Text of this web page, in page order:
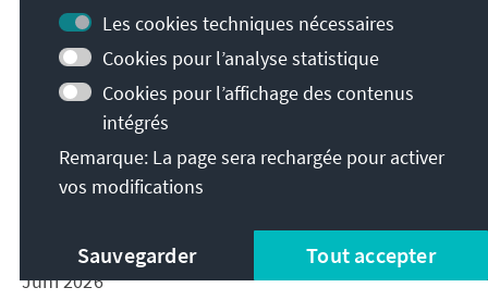
[4] Kanev Sergey (2026): Grabbing him by the
“Beard”: The Insider identifies the FSB, GRU, and
SVR agents Russia sent to Armenia to take on PM
Nikol Pashinyan, The Insider, Abruf: Juni 2026.
[5] Aysor.am (2025): 64.9% of respondents consider
Samvel Karapetyan a political prisoner Abruf Juni
2026
[6] News.am (2018): Leader of Armenian party says
he has great relations with Lukashenko - , Abruf
Juni 2026
Les cookies techniques nécessaires
Cookies pour l’analyse statistique
Cookies pour l’affichage des contenus
intégrés
Remarque: La page sera rechargée pour activer
vos modifications
Sauvegarder Tout accepter